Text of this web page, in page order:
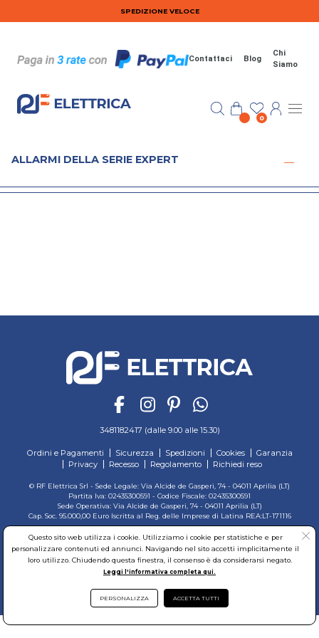
Salta al contenuto principaleSPEDIZIONE VELOCE
Contattaci Blog
Chi
Siamo
0
ALLARMI DELLA SERIE EXPERT
3481182417 (dalle 9.00 alle 15.30)
Ordini e Pagamenti Sicurezza Spedizioni Cookies
Garanzia
Privacy
Recesso Regolamento Richiedi reso
© RF Elettrica Srl - Sede Legale: Via Alcide de Gasperi, 74 - 04011 Aprilia (LT)
Partita Iva: 02435300591 - Codice Fiscale: 02435300591
Sede Operativa: Via Alcide de Gasperi, 74 - 04011 Aprilia (LT)
Cap. Soc. 95.000,00 Euro Iscritta al Reg. delle Imprese di Latina REA:LT-171116
Questo sito web utilizza i cookie. Utilizziamo i cookie per statistiche e per
personalizzare contenuti ed annunci. Navigando nel sito accetti implicitamente il
loro utilizzo. Chiudendo questa finestra, il consenso è da considerarsi negato.
Leggi l'informativa completa qui.
PERSONALIZZA ACCETTA TUTTI